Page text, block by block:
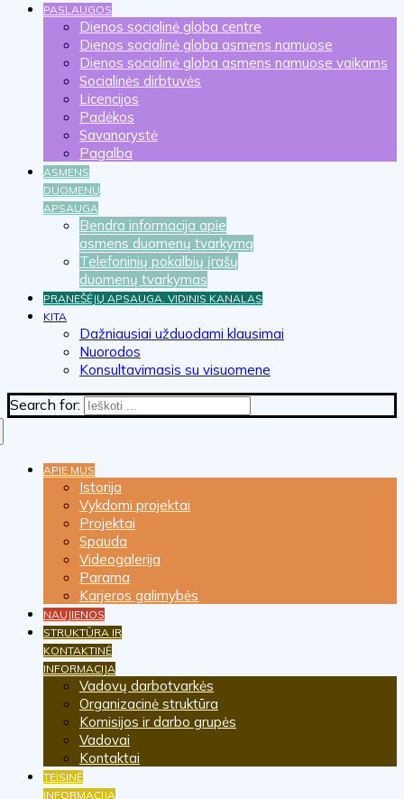
PASLAUGOS
Dienos socialinė globa centre
Dienos socialinė globa asmens namuose
Dienos socialinė globa asmens namuose vaikams
Socialinės dirbtuvės
Licencijos
Padėkos
Savanorystė
Pagalba
ASMENS
DUOMENŲ
APSAUGA
Bendra informacija apie
asmens duomenų tvarkymą
Telefoninių pokalbių įrašų
duomenų tvarkymas
PRANEŠĖJŲ APSAUGA. VIDINIS KANALAS
KITA
Dažniausiai užduodami klausimai
Nuorodos
Konsultavimasis su visuomene
Search for:
APIE MUS
Istorija
Vykdomi projektai
Projektai
Spauda
Videogalerija
Parama
Karjeros galimybės
NAUJIENOS
STRUKTŪRA IR
KONTAKTINĖ
INFORMACIJA
Vadovų darbotvarkės
Organizacinė struktūra
Komisijos ir darbo grupės
Vadovai
Kontaktai
TEISINĖ
INFORMACIJA